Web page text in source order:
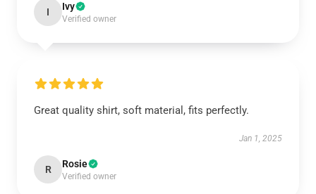
I Ivy
Verified owner
Great quality shirt, soft material, fits perfectly.
Jan 1, 2025
R Rosie
Verified owner